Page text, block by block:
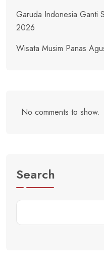
Garuda Indonesia Ganti
2026
Wisata Musim Panas
No comments to show.
Search